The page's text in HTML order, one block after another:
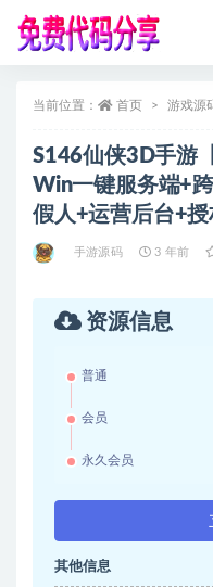
当前位置： 首页 游戏源
S146仙侠3D手游
Win一键服务端+
假人+运营后台+
手游源码 3 年前
资源信息
普通
会员
永久会员
其他信息